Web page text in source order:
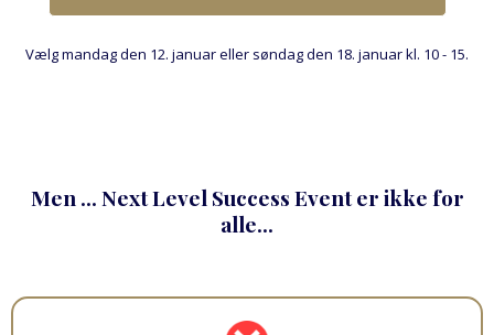
Vælg mandag den 12. januar eller søndag den 18. januar kl. 10 - 15.
Men ... Next Level Success Event er ikke for
alle...